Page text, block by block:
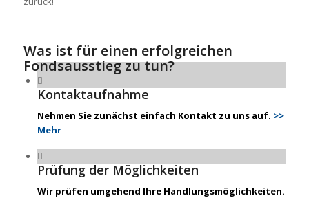
Was ist für einen erfolgreichen
Fondsausstieg zu tun?
Kontaktaufnahme
Nehmen Sie zunächst einfach Kontakt zu uns auf. >>
Mehr
Prüfung der Möglichkeiten
Wir prüfen umgehend Ihre Handlungsmöglichkeiten.